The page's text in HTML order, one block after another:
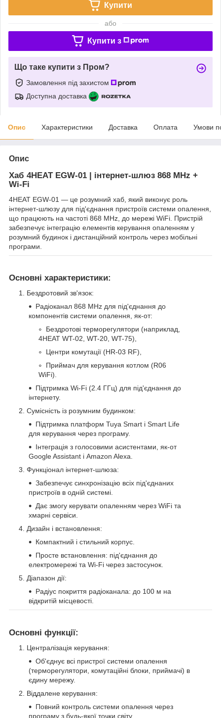
Купити
або
Купити з
Що таке купити з Пром?
Замовлення під захистом
Доступна доставка
Опис Характеристики Доставка Оплата Умови
Опис
Хаб 4HEAT EGW-01 | інтернет-шлюз 868 MHz +
Wi-Fi
4HEAT EGW-01 — це розумний хаб, який виконує роль
інтернет-шлюзу для під'єднання пристроїв системи опалення,
що працюють на частоті 868 MHz, до мережі WiFi. Пристрій
забезпечує інтеграцію елементів керування опаленням у
розумний будинок і дистанційний контроль через мобільні
програми.
Основні характеристики:
Бездротовий зв'язок:
Радіоканал 868 MHz для під'єднання до
компонентів системи опалення, як-от:
Бездротові терморегулятори (наприклад,
4HEAT WT-02, WT-20, WT-75),
Центри комутації (HR-03 RF),
Приймач для керування котлом (R06
WiFi).
Підтримка Wi-Fi (2.4 ГГц) для під'єднання до
інтернету.
Сумісність із розумним будинком:
Підтримка платформ Tuya Smart і Smart Life
для керування через програму.
Інтеграція з голосовими асистентами, як-от
Google Assistant і Amazon Alexa.
Функціонал інтернет-шлюза:
Забезпечує синхронізацію всіх під'єднаних
пристроїв в одній системі.
Дає змогу керувати опаленням через WiFi та
хмарні сервіси.
Дизайн і встановлення:
Компактний і стильний корпус.
Просте встановлення: під'єднання до
електромережі та Wi-Fi через застосунок.
Діапазон дії:
Радіус покриття радіоканала: до 100 м на
відкритій місцевості.
Основні функції:
Централізація керування:
Об'єднує всі пристрої системи опалення
(терморегулятори, комутаційні блоки, приймачі) в
єдину мережу.
Віддалене керування:
Повний контроль системи опалення через
програму з будь-якої точки світу.